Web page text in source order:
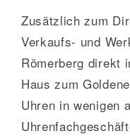
Zusätzlich zum
Verkaufs- und
Römerberg direkt
Haus zum
Uhren in wenigen